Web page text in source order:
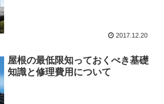
2017.12.20
屋根の最低限知っておくべき基礎
知識と修理費用について